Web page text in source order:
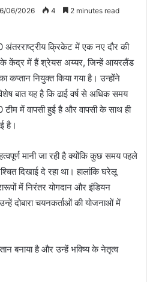
06/2026 4 2 minutes read
क्रिकेट में एक नए दौर की
के केंद्र में हैं श्रेयस अय्यर, जिन्हें आयरलैंड
कप्तान नियुक्त किया गया है। उन्होंने
बात यह है कि ढाई वर्ष से अधिक समय
में वापसी हुई है और वापसी के साथ ही
है।
मानी जा रही है क्योंकि कुछ समय पहले
दिखाई दे रहा था। हालांकि घरेलू
में निरंतर योगदान और इंडियन
दोबारा चयनकर्ताओं की योजनाओं में
बनाया है और उन्हें भविष्य के नेतृत्व